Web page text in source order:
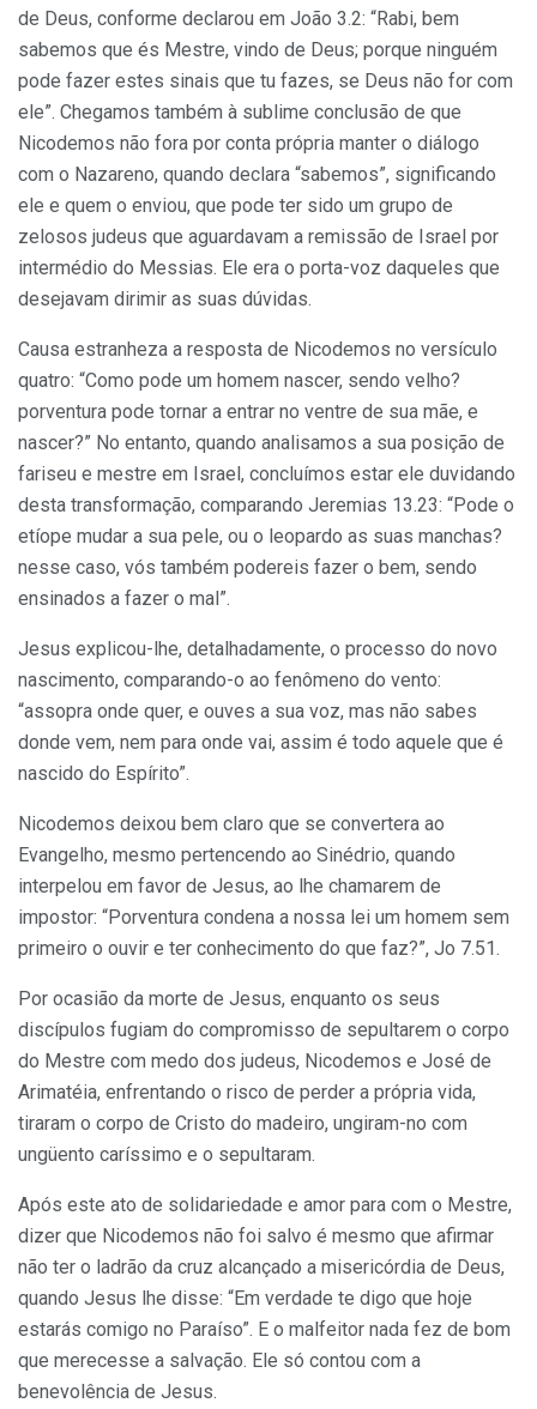
de Deus, conforme de­clarou em João 3.2: “Rabi, bem
sabemos que és Mestre, vindo de Deus; porque nin­guém
pode fazer estes sinais que tu fazes, se Deus não for com
ele”. Chegamos tam­bém à sublime conclusão de que
Nicodemos não fora por conta própria manter o diálogo
com o Nazareno, quando declara “sabemos”, significando
ele e quem o en­viou, que pode ter sido um grupo de
zelosos judeus que aguardavam a remissão de Is­rael por
intermédio do Messias. Ele era o porta-voz daqueles que
desejavam dirimir as suas dúvidas.
Causa estranheza a resposta de Nicodemos no versículo
quatro: “Como pode um homem nascer, sendo velho?
porventu­ra pode tornar a entrar no ventre de sua mãe, e
nascer?” No entanto, quando anali­samos a sua posição de
fariseu e mestre em Israel, concluímos estar ele duvidando
des­ta transformação, comparando Jeremias 13.23: “Pode o
etíope mudar a sua pele, ou o leopardo as suas manchas?
nesse caso, vós também podereis fazer o bem, sendo
ensinados a fazer o mal”.
Jesus explicou-lhe, detalhadamente, o processo do novo
nascimento, comparando-o ao fenômeno do vento:
“assopra onde quer, e ouves a sua voz, mas não sabes
donde vem, nem para onde vai, assim é todo aquele que é
nascido do Espírito”.
Nicodemos deixou bem claro que se convertera ao
Evangelho, mesmo perten­cendo ao Sinédrio, quando
interpelou em favor de Jesus, ao lhe chamarem de
impostor: “Porventura condena a nossa lei um homem sem
primeiro o ouvir e ter conheci­mento do que faz?”, Jo 7.51.
Por ocasião da morte de Jesus, enquan­to os seus
discípulos fugiam do compro­misso de sepultarem o corpo
do Mestre com medo dos judeus, Nicodemos e José de
Arimatéia, enfrentando o risco de per­der a própria vida,
tiraram o corpo de Cris­to do madeiro, ungiram-no com
ungüento caríssimo e o sepultaram.
Após este ato de solidariedade e amor para com o Mestre,
dizer que Nicodemos não foi salvo é mesmo que afirmar
não ter o ladrão da cruz alcançado a misericórdia de Deus,
quando Jesus lhe disse: “Em verda­de te digo que hoje
estarás comigo no Pa­raíso”. E o malfeitor nada fez de bom
que merecesse a salvação. Ele só contou com a
benevolência de Jesus.